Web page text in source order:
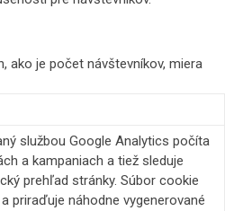
ako je počet návštevníkov, miera
službou Google Analytics počíta
a kampaniach a tiež sleduje
prehľad stránky. Súbor cookie
priraďuje náhodne vygenerované